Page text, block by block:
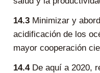
14.3 Minimizar y
acidificación de los
mayor cooperación
14.4 De aquí a 2020,